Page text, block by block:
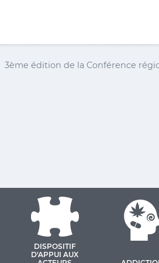
3ème édition de la Conférence
DISPOSITIF
D'APPUI AUX